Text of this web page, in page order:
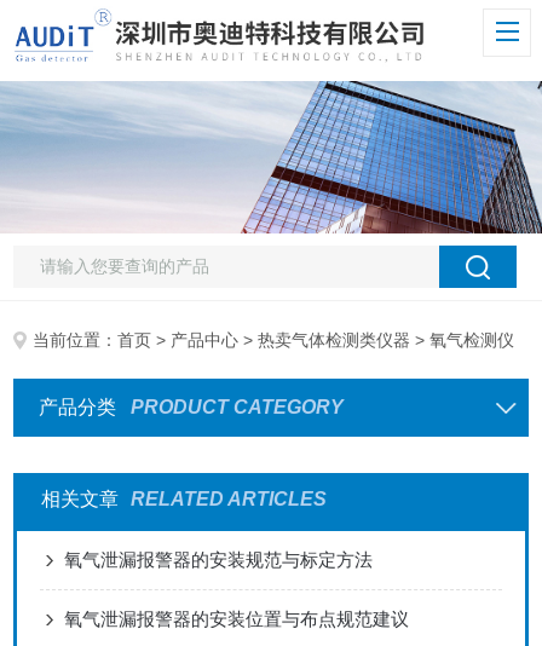
当前位置：首页 > 产品中心 >热卖气体检测类仪器 > 氧气检测仪
产品分类 PRODUCT CATEGORY
相关文章 RELATED ARTICLES
氧气泄漏报警器的安装规范与标定方法
氧气泄漏报警器的安装位置与布点规范建议